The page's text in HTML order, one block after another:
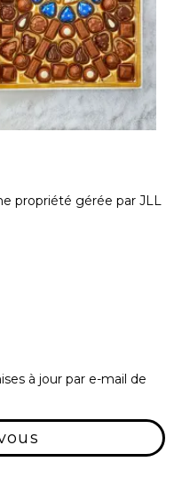
propriété gérée par JLL
à jour par e-mail de